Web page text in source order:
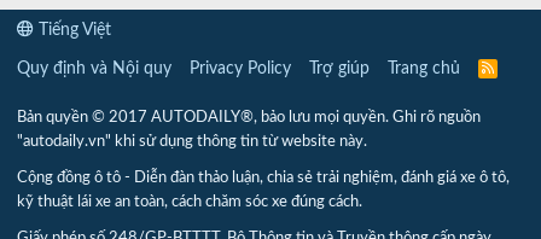
Tiếng Việt
Quy định và Nội quy Privacy Policy Trợ giúp Trang chủ
R
Bản quyền © 2017 AUTODAILY®, bảo lưu mọi quyền. Ghi rõ nguồn
"autodaily.vn" khi sử dụng thông tin từ website này.
Cộng đồng ô tô - Diễn đàn thảo luận, chia sẻ trải nghiệm, đánh giá xe ô tô,
kỹ thuật lái xe an toàn, cách chăm sóc xe đúng cách.